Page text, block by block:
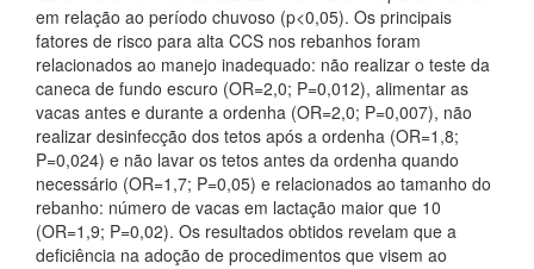
em relação ao período chuvoso (p<0,05). Os principais
fatores de risco para alta CCS nos rebanhos foram
relacionados ao manejo inadequado: não realizar o teste da
caneca de fundo escuro (OR=2,0; P=0,012), alimentar as
vacas antes e durante a ordenha (OR=2,0; P=0,007), não
realizar desinfecção dos tetos após a ordenha (OR=1,8;
P=0,024) e não lavar os tetos antes da ordenha quando
necessário (OR=1,7; P=0,05) e relacionados ao tamanho do
rebanho: número de vacas em lactação maior que 10
(OR=1,9; P=0,02). Os resultados obtidos revelam que a
deficiência na adoção de procedimentos que visem ao